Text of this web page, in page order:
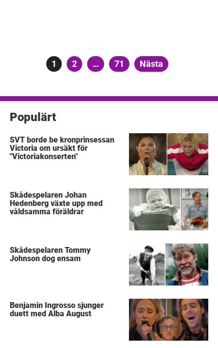
Sidnumrering
Sida
1 Sida
2 … Sida
71 Nästa
Populärt
SVT borde be kronprinsessan
Victoria om ursäkt för
"Victoriakonserten"
Skådespelaren Johan
Hedenberg växte upp med
våldsamma föräldrar
Skådespelaren Tommy
Johnson dog ensam
Benjamin Ingrosso sjunger
duett med Alba August